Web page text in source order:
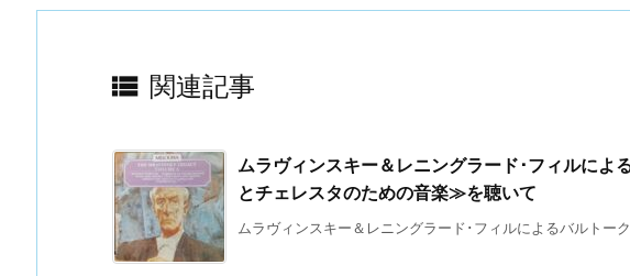
 関連記事
ムラヴィンスキー＆レニングラード･フィルに
とチェレスタのための音楽≫を聴いて
ムラヴィンスキー＆レニングラード･フィルによるバルトー